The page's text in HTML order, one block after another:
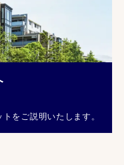
をご説明いたします。